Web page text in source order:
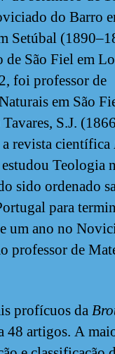
do Barro
Setúbal
São Fiel em
foi professor de
em São
S.J.
revista científica
Teologia
sido ordenado
para
um ano no
professor de
profícuos da
48 artigos. A